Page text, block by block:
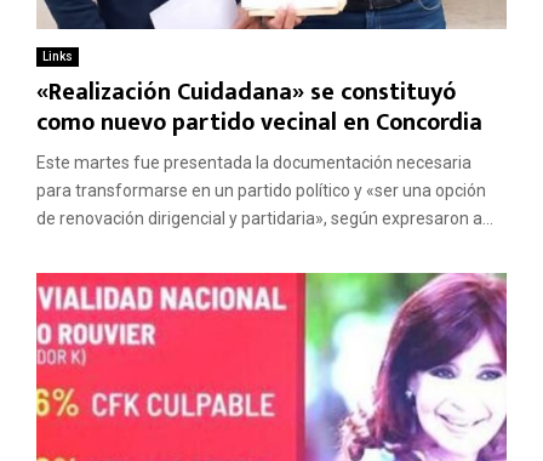
Links
«Realización Cuidadana» se constituyó
como nuevo partido vecinal en Concordia
Este martes fue presentada la documentación necesaria
para transformarse en un partido político y «ser una opción
de renovación dirigencial y partidaria», según expresaron a...